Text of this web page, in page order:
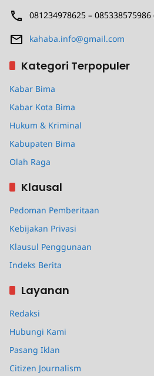
081234978625 –
kahaba.info@gmail.com
Kategori Terpopuler
Kabar Bima
Kabar Kota Bima
Hukum & Kriminal
Kabupaten Bima
Olah Raga
Klausal
Pedoman Pemberitaan
Kebijakan Privasi
Klausul Penggunaan
Indeks Berita
Layanan
Redaksi
Hubungi Kami
Pasang Iklan
Citizen Journalism